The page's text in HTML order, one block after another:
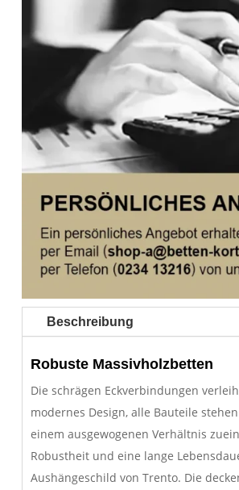
Menge
Beschreibung
Robuste Massivholzbetten
Die schrägen Eckverbindungen
modernes Design, alle Bauteile
einem ausgewogenen Verhältnis
Robustheit und eine lange
Aushängeschild von Trento. Die